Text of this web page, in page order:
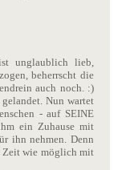
unglaublich lieb,
beherrscht die
auch noch. :)
Nun wartet
- auf SEINE
ein Zuhause mit
ihn nehmen. Denn
Zeit wie möglich mit